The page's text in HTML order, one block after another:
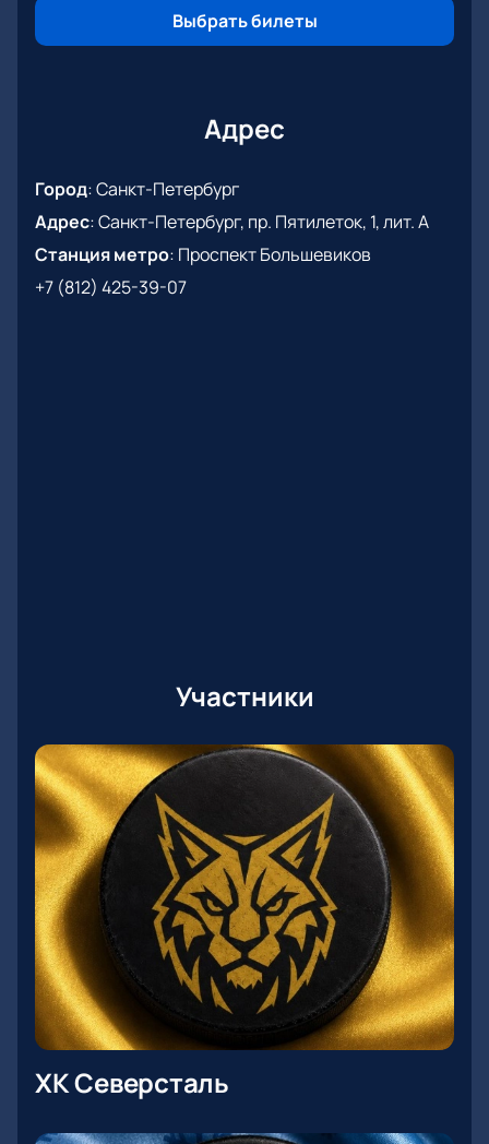
Выбрать билеты
Адрес
Город:Санкт-Петербург
Адрес:Санкт-Петербург, пр. Пятилеток, 1, лит. А
Станция метро: Проспект Большевиков
+7 (812) 425-39-07
Участники
ХК Северсталь